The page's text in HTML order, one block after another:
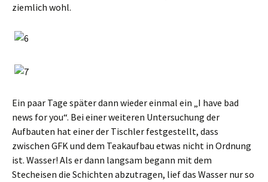
ziemlich wohl.
Ein paar Tage später dann wieder einmal ein „I have bad
news for you“. Bei einer weiteren Untersuchung der
Aufbauten hat einer der Tischler festgestellt, dass
zwischen GFK und dem Teakaufbau etwas nicht in Ordnung
ist. Wasser! Als er dann langsam begann mit dem
Stecheisen die Schichten abzutragen, lief das Wasser nur so